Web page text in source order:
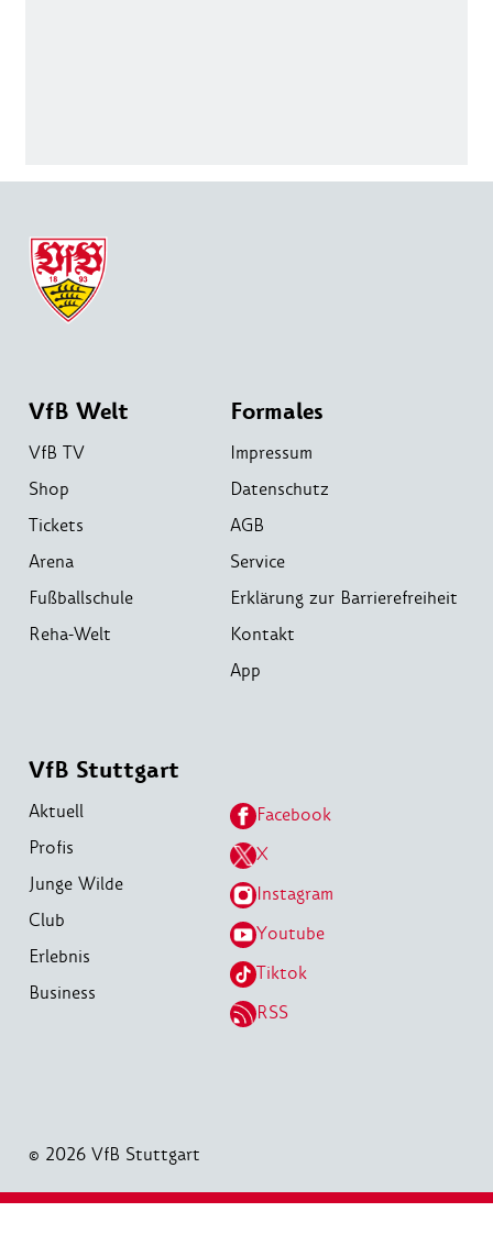
VfB Welt
VfB TV
Shop
Tickets
Arena
Fußballschule
Reha-Welt
Formales
Impressum
Datenschutz
AGB
Service
Erklärung zur Barrierefreiheit
Kontakt
App
VfB Stuttgart
Aktuell
Profis
Junge Wilde
Club
Erlebnis
Business
Facebook
X
Instagram
Youtube
Tiktok
RSS
© 2026 VfB Stuttgart